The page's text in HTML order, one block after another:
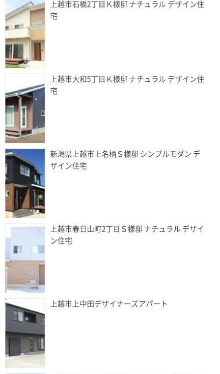
上越市石橋2丁目Ｋ様邸 ナチュラル デザイン住
宅
上越市大和5丁目Ｋ様邸 ナチュラル デザイン住
宅
新潟県上越市上名柄Ｓ様邸 シンプルモダン デ
ザイン住宅
上越市春日山町2丁目Ｓ様邸 ナチュラル デザイ
ン住宅
上越市上中田デザイナーズアパート